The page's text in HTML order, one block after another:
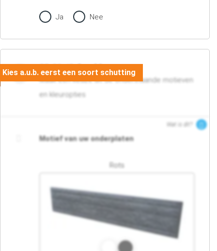
Ja Nee
02. Motief en kleur
Maak een keuze uit de onderstaande motieven
en kleuropties
Wat is dit?
Motief van uw onderplaten
Rots